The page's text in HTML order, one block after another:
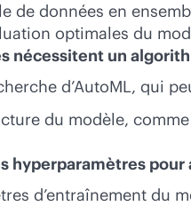
de données en
optimales du
nécessitent un
d’AutoML, qui
du modèle,
hyperparamètres
d’entraînement du